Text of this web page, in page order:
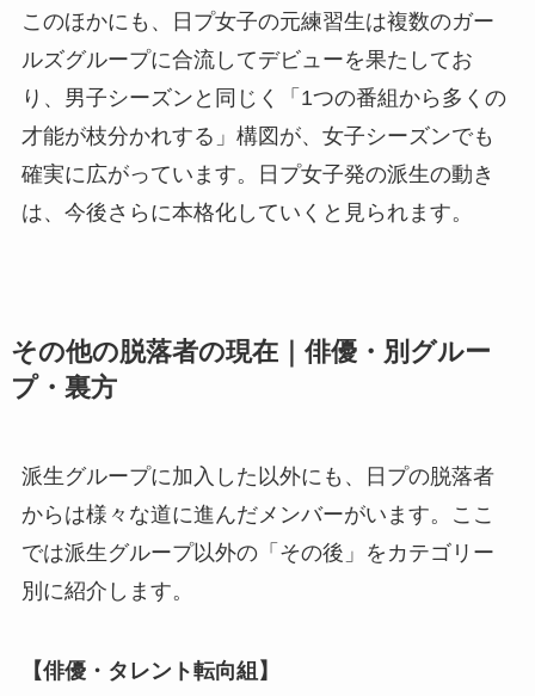
このほかにも、日プ女子の元練習生は複数のガー
ルズグループに合流してデビューを果たしてお
り、男子シーズンと同じく「1つの番組から多くの
才能が枝分かれする」構図が、女子シーズンでも
確実に広がっています。日プ女子発の派生の動き
は、今後さらに本格化していくと見られます。
その他の脱落者の現在｜俳優・別グルー
プ・裏方
派生グループに加入した以外にも、日プの脱落者
からは様々な道に進んだメンバーがいます。ここ
では派生グループ以外の「その後」をカテゴリー
別に紹介します。
【俳優・タレント転向組】